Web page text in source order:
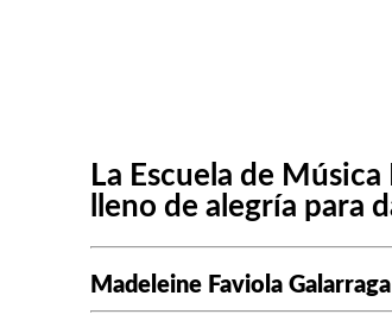
La Escuela de
lleno de alegría para
Madeleine Faviola